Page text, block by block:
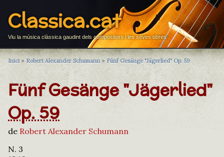
Classica.cat
Viu la música clàssica gaudint dels compositors i les seves obres
Inici > Robert Alexander Schumann > Fünf Gesänge "Jägerlied" Op. 59
Fünf Gesänge "Jägerlied"
Op. 59
de Robert Alexander Schumann
N. 3